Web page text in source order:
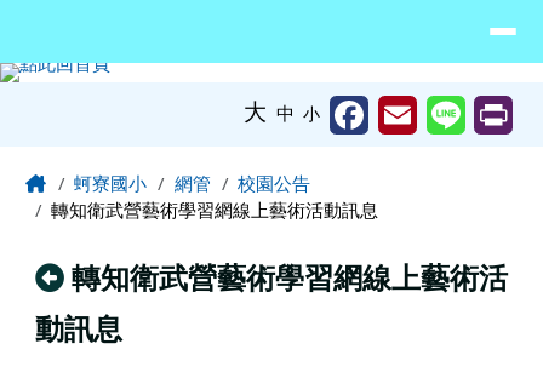
大 中 小
Home蚵寮國小 網管
校園公告
轉知衛武營藝術學習網線上藝術活動訊息
回上頁
轉知衛武營藝術學習網線上藝術活
動訊息